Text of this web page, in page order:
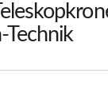
Technik